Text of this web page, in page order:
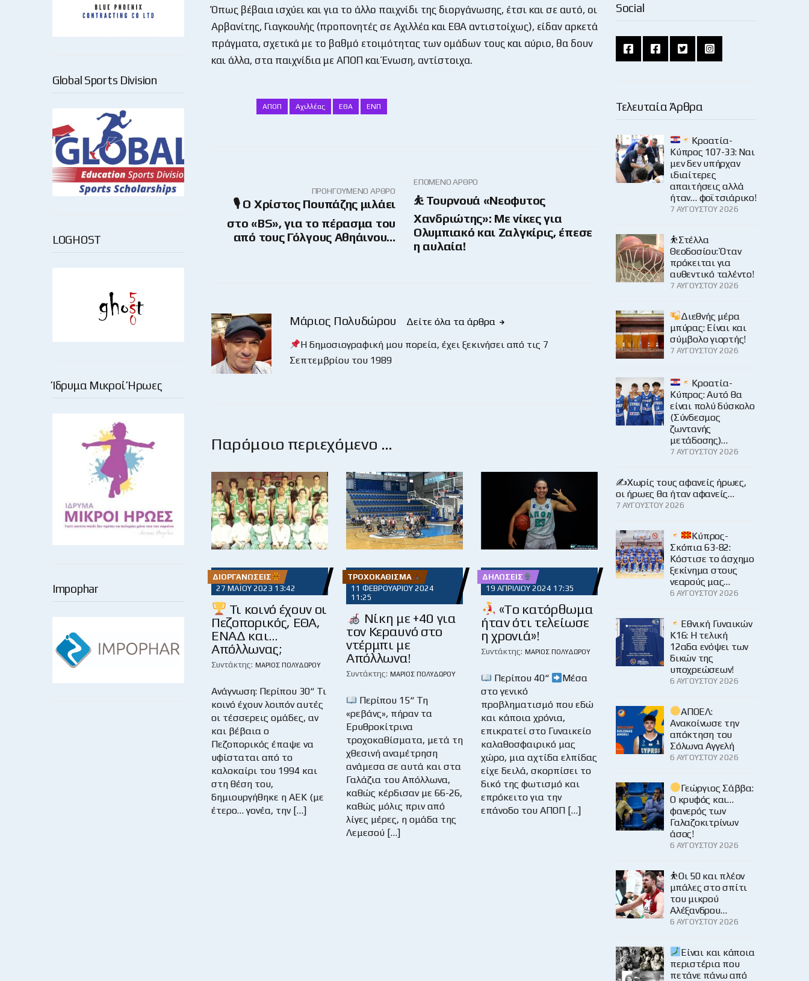
Global Sports Division
LOGHOST
Ίδρυμα Μικροί Ήρωες
Impophar
Όπως βέβαια ισχύει και για το άλλο παιχνίδι της διοργάνωσης, έτσι και σε αυτό, οι
Αρβανίτης, Γιαγκουλής (προπονητές σε Αχιλλέα και ΕΘΑ αντιστοίχως), είδαν αρκετά
πράγματα, σχετικά με το βαθμό ετοιμότητας των ομάδων τους και αύριο, θα δουν
και άλλα, στα παιχνίδια με ΑΠΟΠ και Ένωση, αντίστοιχα.
ΑΠΟΠ Αχιλλέας ΕΘΑ ΕΝΠ
ΠΡΟΗΓΟΎΜΕΝΟ ΆΡΘΡΟ
🎙 Ο Χρίστος Πουπάζης μιλάει
στο «BS», για το πέρασμα του
από τους Γόλγους Αθηάινου…
ΕΠΌΜΕΝΟ ΆΡΘΡΟ
⛹️ Τουρνουά «Νεοφυτος
Χανδριώτης»: Με νίκες για
Ολυμπιακό και Ζαλγκίρις, έπεσε
η αυλαία!
Μάριος Πολυδώρου
Δείτε όλα τα άρθρα
Η δημοσιογραφική μου πορεία, έχει ξεκινήσει από τις 7
Σεπτεμβρίου του 1989
Παρόμοιο περιεχόμενο …
ΔΙΟΡΓΑΝΏΣΕΙΣ
27 ΜΑΪ́ΟΥ 2023 13:42
Τι κοινό έχουν οι
Πεζοπορικός, ΕΘΑ,
ΕΝΑΔ και…
Απόλλωνας;
Συντάκτης: ΜΆΡΙΟΣ ΠΟΛΥΔΏΡΟΥ
Ανάγνωση: Περίπου 30“ Τι
κοινό έχουν λοιπόν αυτές
οι τέσσερεις ομάδες, αν
και βέβαια ο
Πεζοπορικός έπαψε να
υφίσταται από το
καλοκαίρι του 1994 και
στη θέση του,
δημιουργήθηκε η ΑΕΚ (με
έτερο… γονέα, την […]
ΤΡΟΧΟΚΆΘΙΣΜΑ
11 ΦΕΒΡΟΥΑΡΊΟΥ 2024
11:25
Νίκη με +40 για
τον Κεραυνό στο
ντέρμπι με
Απόλλωνα!
Συντάκτης: ΜΆΡΙΟΣ ΠΟΛΥΔΏΡΟΥ
Περίπου 15“ Τη
«ρεβάνς», πήραν τα
Ερυθροκίτρινα
τροχοκαθίσματα, μετά τη
χθεσινή αναμέτρηση
ανάμεσα σε αυτά και στα
Γαλάζια του Απόλλωνα,
καθώς κέρδισαν με 66-26,
καθώς μόλις πριν από
λίγες μέρες, η ομάδα της
Λεμεσού […]
ΔΗΛΏΣΕΙΣ
19 ΑΠΡΙΛΊΟΥ 2024 17:35
«To κατόρθωμα
ήταν ότι τελείωσε
η χρονιά»!
Συντάκτης: ΜΆΡΙΟΣ ΠΟΛΥΔΏΡΟΥ
Περίπου 40“
Μέσα
στο γενικό
προβληματισμό που εδώ
και κάποια χρόνια,
επικρατεί στο Γυναικείο
καλαθοσφαιρικό μας
χώρο, μια αχτίδα ελπίδας
είχε δειλά, σκορπίσει το
δικό της φωτισμό και
επρόκειτο για την
επάνοδο του ΑΠΟΠ […]
Social
Τελευταία Άρθρα
Κροατία-
Κύπρος 107-33: Ναι
μεν δεν υπήρχαν
ιδιαίτερες
απαιτήσεις αλλά
ήταν… φοϊτσιάρικο!
7 ΑΥΓΟΎΣΤΟΥ 2026
⛹️Στέλλα
Θεοδοσίου: Όταν
πρόκειται για
αυθεντικό ταλέντο!
7 ΑΥΓΟΎΣΤΟΥ 2026
Διεθνής μέρα
μπύρας: Είναι και
σύμβολο γιορτής!
7 ΑΥΓΟΎΣΤΟΥ 2026
Κροατία-
Κύπρος: Αυτό θα
είναι πολύ δύσκολο
(Σύνδεσμος
ζωντανής
μετάδοσης)…
7 ΑΥΓΟΎΣΤΟΥ 2026
✍️Χωρίς τους αφανείς ήρωες,
οι ήρωες θα ήταν αφανείς…
7 ΑΥΓΟΎΣΤΟΥ 2026
Κύπρος-
Σκόπια 63-82:
Κόστισε το άσχημο
ξεκίνημα στους
νεαρούς μας…
6 ΑΥΓΟΎΣΤΟΥ 2026
Εθνική Γυναικών
Κ16: Η τελική
12αδα ενόψει των
δικών της
υποχρεώσεων!
6 ΑΥΓΟΎΣΤΟΥ 2026
ΑΠΟΕΛ:
Ανακοίνωσε την
απόκτηση του
Σόλωνα Αγγελή
6 ΑΥΓΟΎΣΤΟΥ 2026
Γεώργιος Σάββα:
Ο κρυφός και…
φανερός των
Γαλαζοκιτρίνων
άσος!
6 ΑΥΓΟΎΣΤΟΥ 2026
⛹️Οι 50 και πλέον
μπάλες στο σπίτι
του μικρού
Αλέξανδρου…
6 ΑΥΓΟΎΣΤΟΥ 2026
Είναι και κάποια
περιστέρια που
πετάνε πάνω από